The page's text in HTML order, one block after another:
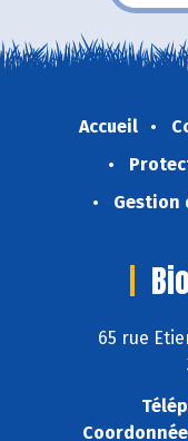
Accueil
Gestion
65 rue